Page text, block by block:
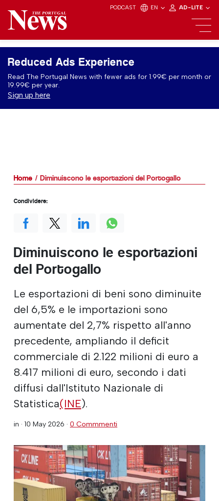
PODCAST EN AD-LITE
Reduced Ads Experience
Read The Portugal News with fewer ads for 1.99€ per month or
19.99€ per year.
Sign up here
Home Diminuiscono le esportazioni del Portogallo
Diminuiscono le esportazioni
del Portogallo
Le esportazioni di beni sono diminuite
del 6,5% e le importazioni sono
aumentate del 2,7% rispetto all'anno
precedente, ampliando il deficit
commerciale di 2.122 milioni di euro a
8.417 milioni di euro, secondo i dati
diffusi dall'Istituto Nazionale di
Statistica(INE).
in · 10 May 2026 · 0 Commmenti
Condividere: